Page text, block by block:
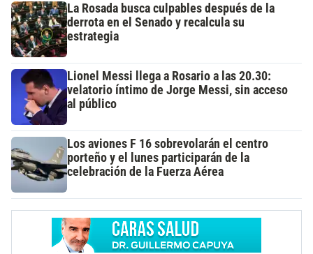
La Rosada busca culpables después de la
derrota en el Senado y recalcula su
estrategia
Lionel Messi llega a Rosario a las 20.30:
velatorio íntimo de Jorge Messi, sin acceso
al público
Los aviones F 16 sobrevolarán el centro
porteño y el lunes participarán de la
celebración de la Fuerza Aérea